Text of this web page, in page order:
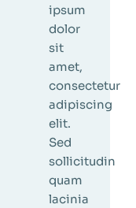
ipsum
dolor
sit
amet,
consectetur
adipiscing
elit.
Sed
sollicitudin
quam
lacinia